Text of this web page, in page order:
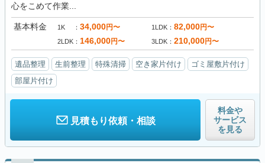
心をこめて作業...
基本料金 1K 34,000円〜 1LDK 82,000円〜
2LDK 146,000円〜 3LDK 210,000円〜
遺品整理 生前整理 特殊清掃 空き家片付け
ゴミ屋敷片付け
部屋片付け
見積もり依頼・相談
料金や
サービス
を見る